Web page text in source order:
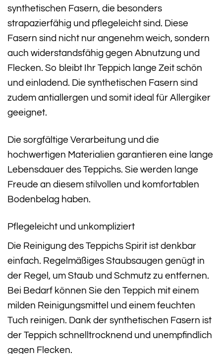
synthetischen Fasern, die besonders
strapazierfähig und pflegeleicht sind. Diese
Fasern sind nicht nur angenehm weich, sondern
auch widerstandsfähig gegen Abnutzung und
Flecken. So bleibt Ihr Teppich lange Zeit schön
und einladend. Die synthetischen Fasern sind
zudem antiallergen und somit ideal für Allergiker
geeignet.
Die sorgfältige Verarbeitung und die
hochwertigen Materialien garantieren eine lange
Lebensdauer des Teppichs. Sie werden lange
Freude an diesem stilvollen und komfortablen
Bodenbelag haben.
Pflegeleicht und unkompliziert
Die Reinigung des Teppichs Spirit ist denkbar
einfach. Regelmäßiges Staubsaugen genügt in
der Regel, um Staub und Schmutz zu entfernen.
Bei Bedarf können Sie den Teppich mit einem
milden Reinigungsmittel und einem feuchten
Tuch reinigen. Dank der synthetischen Fasern ist
der Teppich schnelltrocknend und unempfindlich
gegen Flecken.